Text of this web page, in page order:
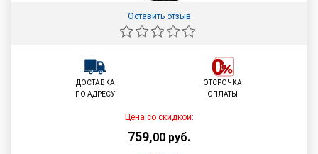
Оставить отзыв
ДОСТАВКА
ПО АДРЕСУ
ОТСРОЧКА
ОПЛАТЫ
Цена со скидкой:
759,00 руб.